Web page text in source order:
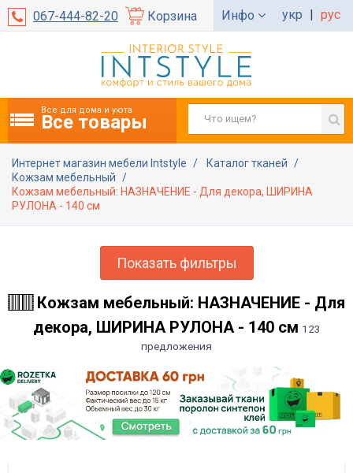
067-444-82-20 Корзина Инфо укр | рус
Все для дома и уюта
Все товары
Интернет магазин мебели Intstyle
Каталог тканей
Кожзам мебельный
Кожзам мебельный: НАЗНАЧЕНИЕ - Для декора, ШИРИНА
РУЛОНА - 140 см
Показать фильтры
Кожзам мебельный: НАЗНАЧЕНИЕ - Для
декора, ШИРИНА РУЛОНА - 140 см 123
предложения